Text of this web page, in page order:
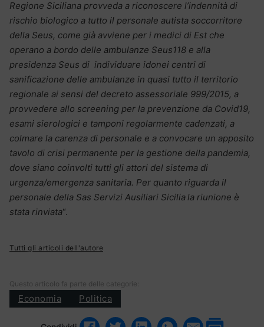
Regione Siciliana provveda a riconoscere l’indennità di
rischio biologico a tutto il personale autista soccorritore
della Seus, come già avviene per i medici di Est che
operano a bordo delle ambulanze Seus118 e alla
presidenza Seus di individuare idonei centri di
sanificazione delle ambulanze in quasi tutto il territorio
regionale ai sensi del decreto assessoriale 999/2015, a
provvedere allo screening per la prevenzione da Covid19,
esami sierologici e tamponi regolarmente cadenzati, a
colmare la carenza di personale e a convocare un apposito
tavolo di crisi permanente per la gestione della pandemia,
dove siano coinvolti tutti gli attori del sistema di
urgenza/emergenza sanitaria. Per quanto riguarda il
personale della Sas Servizi Ausiliari Siciliala riunione è
stata rinviata“.
Tutti gli articoli dell'autore
Questo articolo fa parte delle categorie:
Economia Politica